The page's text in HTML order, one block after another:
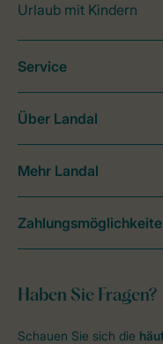
Urlaub mit Kindern
Haben Sie Fragen?
Schauen Sie sich die
Service
Über Landal
Mehr Landal